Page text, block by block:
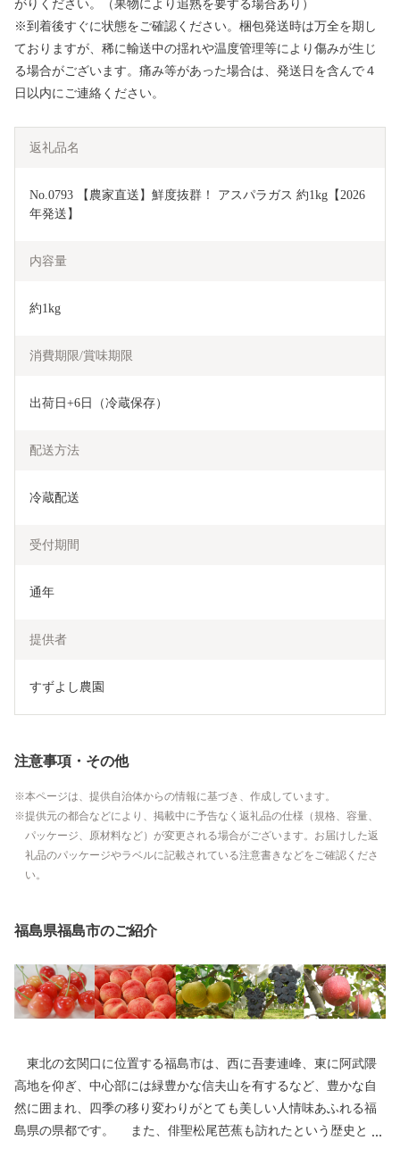
がりください。（果物により追熟を要する場合あり）
※到着後すぐに状態をご確認ください。梱包発送時は万全を期し
ておりますが、稀に輸送中の揺れや温度管理等により傷みが生じ
る場合がございます。痛み等があった場合は、発送日を含んで４
日以内にご連絡ください。
返礼品名
No.0793 【農家直送】鮮度抜群！ アスパラガス 約1kg【2026
年発送】
内容量
約1kg
消費期限/賞味期限
出荷日+6日（冷蔵保存）
配送方法
冷蔵配送
受付期間
通年
提供者
すずよし農園
注意事項・その他
本ページは、提供自治体からの情報に基づき、作成しています。
提供元の都合などにより、掲載中に予告なく返礼品の仕様（規格、容量、
パッケージ、原材料など）が変更される場合がございます。お届けした返
礼品のパッケージやラベルに記載されている注意書きなどをご確認くださ
い。
福島県福島市のご紹介
東北の玄関口に位置する福島市は、西に吾妻連峰、東に阿武隈
高地を仰ぎ、中心部には緑豊かな信夫山を有するなど、豊かな自
然に囲まれ、四季の移り変わりがとても美しい人情味あふれる福
島県の県都です。 また、俳聖松尾芭蕉も訪れたという歴史と伝